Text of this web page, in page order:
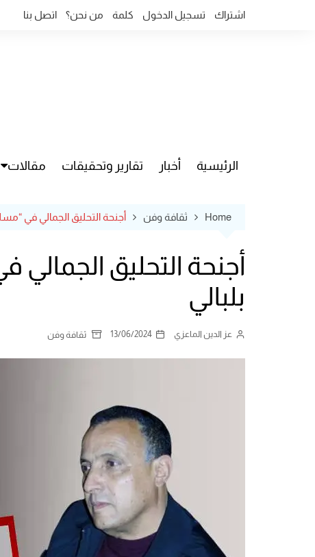
اشتراك تسجيل الدخول كلمة من نحن؟ اتصل بنا
الرئيسية أخبار تقارير وتحقيقات مقالات
Home ثقافة وفن أجنحة التحليق الجمالي في
أجنحة التحليق
بلبالي
عز الدين الماعزي 13/06/2024 ثقافة وفن